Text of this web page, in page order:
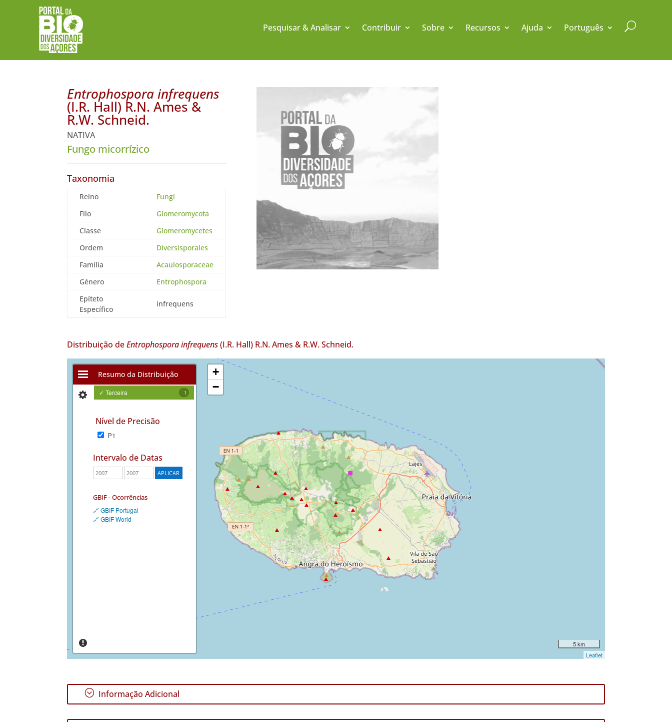
Pesquisar & Analisar Contribuir Sobre Recursos Ajuda Português U
Entrophospora infrequens
(I.R. Hall) R.N. Ames &
R.W. Schneid.
NATIVA
Fungo micorrízico
Taxonomia
Reino
Fungi
Filo
Glomeromycota
Classe
Glomeromycetes
Ordem
Diversisporales
Família
Acaulosporaceae
Género
Entrophospora
Epíteto
Específico
infrequens
Distribuição deEntrophospora infrequens(I.R. Hall) R.N. Ames & R.W. Schneid.
Resumo da Distribuição
✓ Terceira 1
Nível de Precisão
P1
Intervalo de Datas
GBIF - Ocorrências
🔗 GBIF Portugal
🔗 GBIF World
+
−
5 km
Leaflet
; Informação Adicional